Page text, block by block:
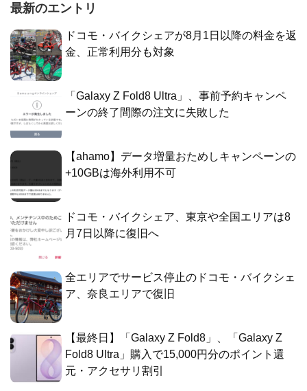
最新のエントリ
ドコモ・バイクシェアが8月1日以降の料金を返
金、正常利用分も対象
「Galaxy Z Fold8 Ultra」、事前予約キャンペ
ーンの終了間際の注文に失敗した
【ahamo】データ増量おためしキャンペーンの
+10GBは海外利用不可
ドコモ・バイクシェア、東京や全国エリアは8
月7日以降に復旧へ
全エリアでサービス停止のドコモ・バイクシェ
ア、奈良エリアで復旧
【最終日】「Galaxy Z Fold8」、「Galaxy Z
Fold8 Ultra」購入で15,000円分のポイント還
元・アクセサリ割引